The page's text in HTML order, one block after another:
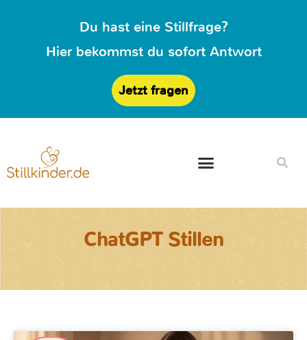
Du hast eine Stillfrage?
Hier bekommst du sofort Antwort
Jetzt fragen
ChatGPT Stillen